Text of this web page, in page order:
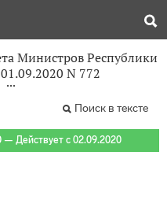
Министров Республики
N 772
Поиск в тексте
— Действует с 02.09.2020